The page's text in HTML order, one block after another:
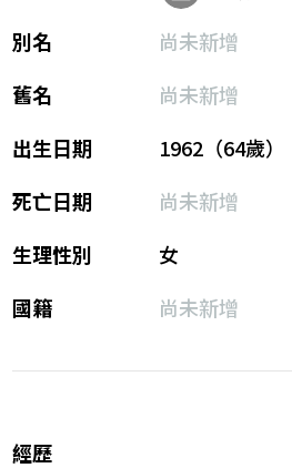
別名
尚未新增
舊名
尚未新增
出生日期
1962（64歲）
死亡日期
尚未新增
生理性別
女
國籍
尚未新增
經歷